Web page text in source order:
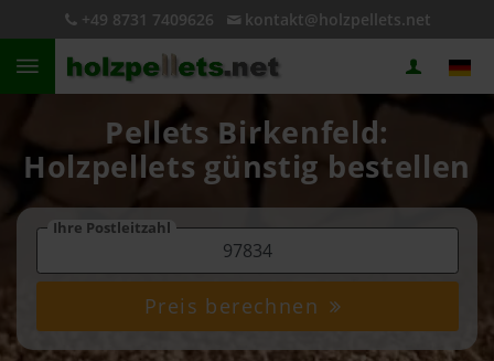
+49 8731 7409626 kontakt@holzpellets.net
Pellets Birkenfeld:
Holzpellets günstig bestellen
Ihre Postleitzahl
Preis berechnen